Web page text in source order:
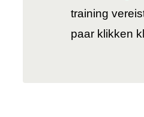
training
paar klikken